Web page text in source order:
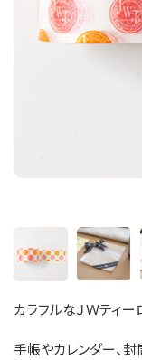
カラフルなＪＷティー
手帳やカレンダー、